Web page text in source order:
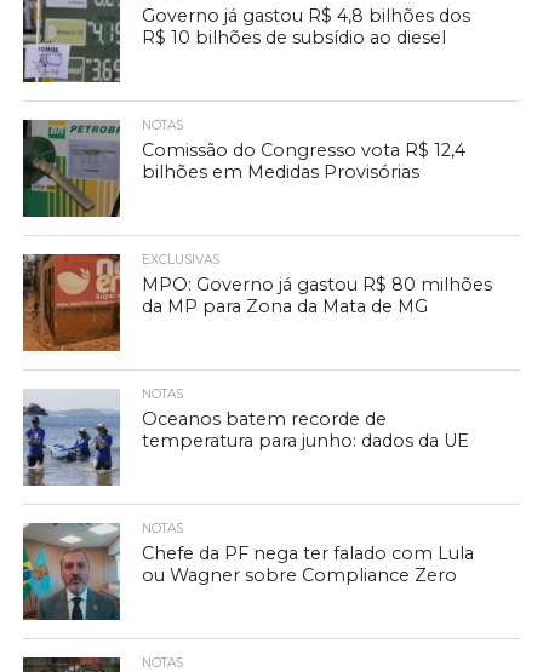
Governo já gastou R$ 4,8 bilhões dos
R$ 10 bilhões de subsídio ao diesel
NOTAS
Comissão do Congresso vota R$ 12,4
bilhões em Medidas Provisórias
EXCLUSIVAS
MPO: Governo já gastou R$ 80 milhões
da MP para Zona da Mata de MG
NOTAS
Oceanos batem recorde de
temperatura para junho: dados da UE
NOTAS
Chefe da PF nega ter falado com Lula
ou Wagner sobre Compliance Zero
NOTAS